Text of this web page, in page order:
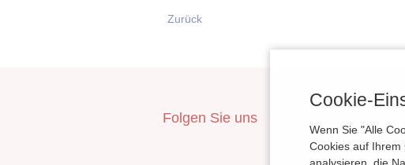
Zurück
Folgen Sie uns
Cookie-
Wenn Sie "Alle
Cookies auf Ihrem
analysieren, die